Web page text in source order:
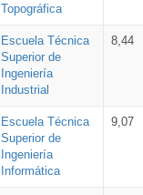
Topográfica
Escuela Técnica
Superior de
Ingeniería
Industrial
8,44
Escuela Técnica
Superior de
Ingeniería
Informática
9,07